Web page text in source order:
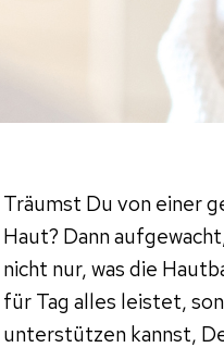
Träumst Du von einer
Haut? Dann
nicht nur, was die
für Tag alles leistet,
unterstützen kannst,